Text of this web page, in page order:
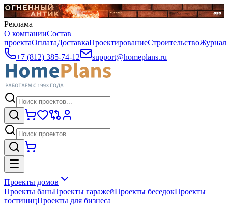
Реклама
О компанииСостав
проектаОплатаДоставкаПроектированиеСтроительствоЖурнал
+7 (812) 385-74-12
support@homeplans.ru
Проекты домов
Проекты баньПроекты гаражейПроекты беседокПроекты
гостиницПроекты для бизнеса